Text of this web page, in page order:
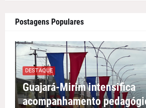
Postagens Populares
DESTAQUE
Guajará-Mirim intensifica
acompanhamento